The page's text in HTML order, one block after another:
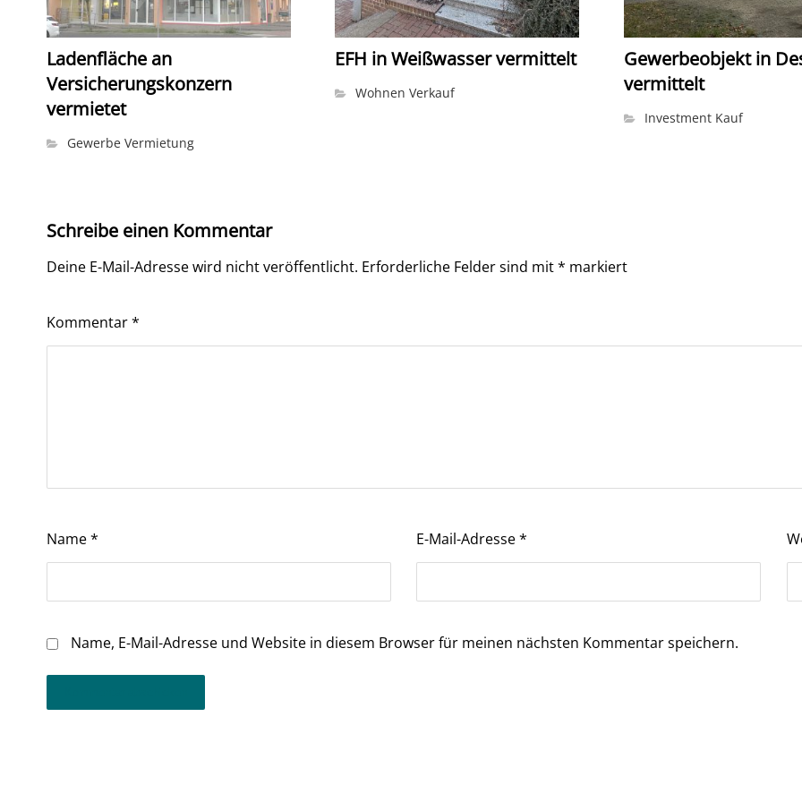
Ladenfläche an
Versicherungskonzern
vermietet
Gewerbe Vermietung
EFH in Weißwasser vermittelt
Wohnen Verkauf
Gewerbeobjekt in
vermittelt
Investment Kauf
Schreibe einen Kommentar
Deine E-Mail-Adresse wird nicht veröffentlicht. Erforderliche Felder sind mit* markiert
Kommentar*
Name* E-Mail-Adresse*
Name, E-Mail-Adresse und Website in diesem Browser für meinen nächsten Kommentar speichern.